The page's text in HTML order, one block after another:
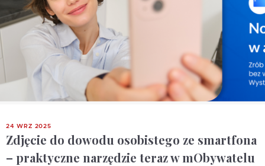
24 WRZ 2025
Zdjęcie do dowodu osobistego ze smartfona
– praktyczne narzędzie teraz w mObywatelu